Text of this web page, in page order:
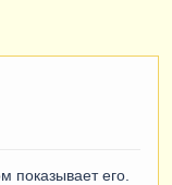
показывает его.